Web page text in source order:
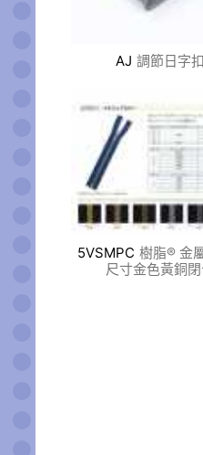
AJ 調節日字扣
5VSMPC 樹脂® 金
尺寸金色黃銅